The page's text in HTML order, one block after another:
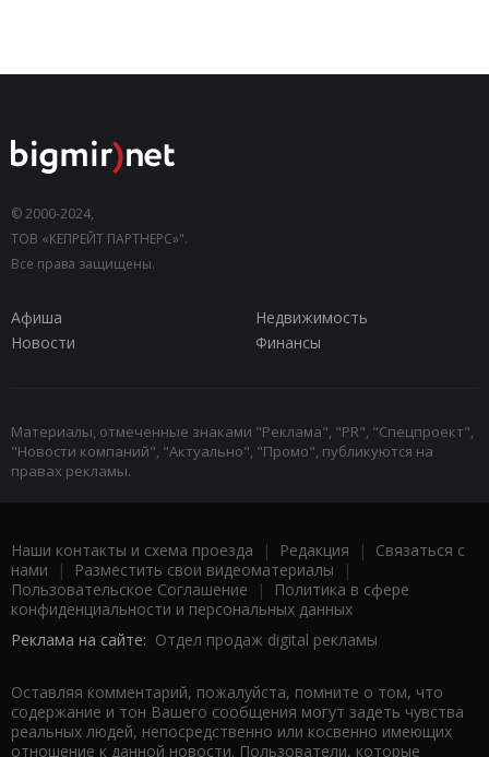
© 2000-2024,
ТОВ «КЕПРЕЙТ ПАРТНЕРС»".
Все права защищены.
Афиша
Недвижимость
Новости
Финансы
Материалы, отмеченные знаками "Реклама", "PR", "Спецпроект",
"Новости компаний", "Актуально", "Промо", публикуются на
правах рекламы.
Наши контакты и схема проезда | Редакция | Связаться с
нами | Разместить свои видеоматериалы |
Пользовательское Соглашение |
Политика в сфере
конфиденциальности и персональных данных
Реклама на сайте: Отдел продаж digital рекламы
Оставляя комментарий, пожалуйста, помните о том, что
содержание и тон Вашего сообщения могут задеть чувства
реальных людей, непосредственно или косвенно имеющих
отношение к данной новости. Пользователи, которые